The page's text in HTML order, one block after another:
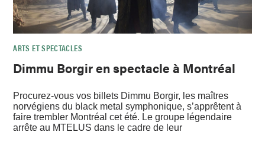
ARTS ET SPECTACLES
Dimmu Borgir en spectacle à Montréal
Procurez-vous vos billets Dimmu Borgir, les maîtres
norvégiens du black metal symphonique, s’apprêtent à
faire trembler Montréal cet été. Le groupe légendaire
arrête au MTELUS dans le cadre de leur